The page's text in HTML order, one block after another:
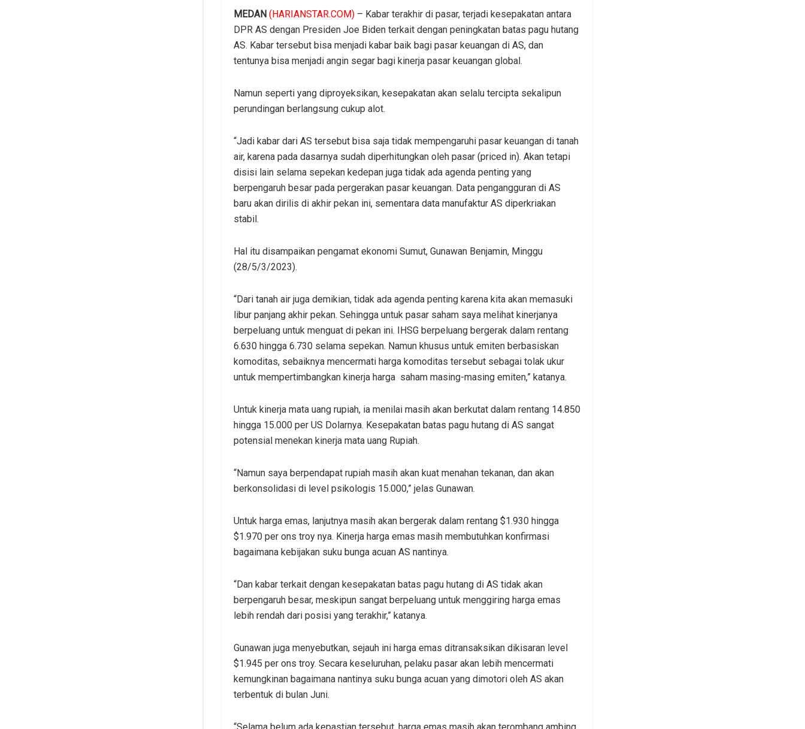
MEDAN (HARIANSTAR.COM) – Kabar terakhir di pasar, terjadi kesepakatan antara
DPR AS dengan Presiden Joe Biden terkait dengan peningkatan batas pagu hutang
AS. Kabar tersebut bisa menjadi kabar baik bagi pasar keuangan di AS, dan
tentunya bisa menjadi angin segar bagi kinerja pasar keuangan global.
Namun seperti yang diproyeksikan, kesepakatan akan selalu tercipta sekalipun
perundingan berlangsung cukup alot.
“Jadi kabar dari AS tersebut bisa saja tidak mempengaruhi pasar keuangan di tanah
air, karena pada dasarnya sudah diperhitungkan oleh pasar (priced in). Akan tetapi
disisi lain selama sepekan kedepan juga tidak ada agenda penting yang
berpengaruh besar pada pergerakan pasar keuangan. Data pengangguran di AS
baru akan dirilis di akhir pekan ini, sementara data manufaktur AS diperkriakan
stabil.
Hal itu disampaikan pengamat ekonomi Sumut, Gunawan Benjamin, Minggu
(28/5/3/2023).
“Dari tanah air juga demikian, tidak ada agenda penting karena kita akan memasuki
libur panjang akhir pekan. Sehingga untuk pasar saham saya melihat kinerjanya
berpeluang untuk menguat di pekan ini. IHSG berpeluang bergerak dalam rentang
6.630 hingga 6.730 selama sepekan. Namun khusus untuk emiten berbasiskan
komoditas, sebaiknya mencermati harga komoditas tersebut sebagai tolak ukur
untuk mempertimbangkan kinerja harga saham masing-masing emiten,” katanya.
Untuk kinerja mata uang rupiah, ia menilai masih akan berkutat dalam rentang 14.850
hingga 15.000 per US Dolarnya. Kesepakatan batas pagu hutang di AS sangat
potensial menekan kinerja mata uang Rupiah.
“Namun saya berpendapat rupiah masih akan kuat menahan tekanan, dan akan
berkonsolidasi di level psikologis 15.000,” jelas Gunawan.
Untuk harga emas, lanjutnya masih akan bergerak dalam rentang $1.930 hingga
$1.970 per ons troy nya. Kinerja harga emas masih membutuhkan konfirmasi
bagaimana kebijakan suku bunga acuan AS nantinya.
“Dan kabar terkait dengan kesepakatan batas pagu hutang di AS tidak akan
berpengaruh besar, meskipun sangat berpeluang untuk menggiring harga emas
lebih rendah dari posisi yang terakhir,” katanya.
Gunawan juga menyebutkan, sejauh ini harga emas ditransaksikan dikisaran level
$1.945 per ons troy. Secara keseluruhan, pelaku pasar akan lebih mencermati
kemungkinan bagaimana nantinya suku bunga acuan yang dimotori oleh AS akan
terbentuk di bulan Juni.